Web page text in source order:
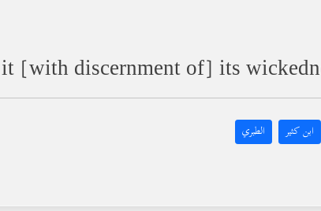
[with discernment of] its
ابن كثير الطبري